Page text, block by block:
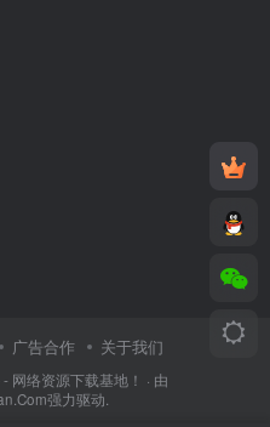
广告合作 关于我们
网络资源下载基地！ · 由
强力驱动.